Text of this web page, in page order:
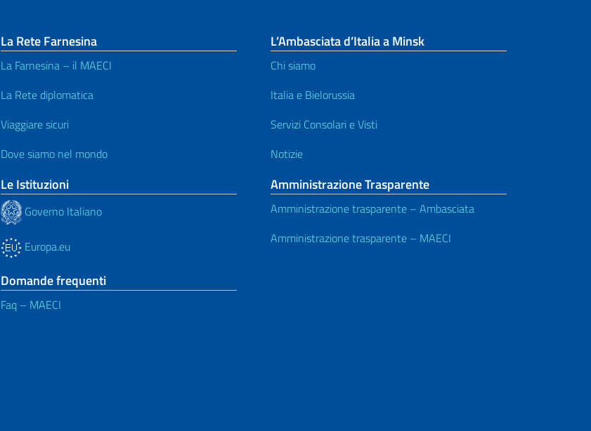
La Rete Farnesina
La Farnesina – il MAECI
La Rete diplomatica
Viaggiare sicuri
Dove siamo nel mondo
Le Istituzioni
Governo Italiano
Europa.eu
Domande frequenti
Faq – MAECI
L’Ambasciata d’Italia a Minsk
Chi siamo
Italia e Bielorussia
Servizi Consolari e Visti
Notizie
Amministrazione Trasparente
Amministrazione trasparente – Ambasciata
Amministrazione trasparente – MAECI